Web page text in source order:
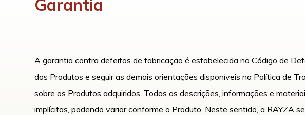
Garantia
A garantia contra defeitos de fabricação é estabelecida no Código de
dos Produtos e seguir as demais orientações disponíveis na Política de
sobre os Produtos adquiridos. Todas as descrições, informações e
implícitas, podendo variar conforme o Produto. Neste sentido, a RAYZA